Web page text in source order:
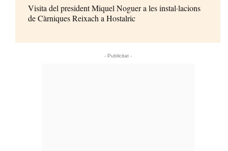
Visita del president Miquel Noguer a les instal·lacions
de Càrniques Reixach a Hostalric
- Publicitat -